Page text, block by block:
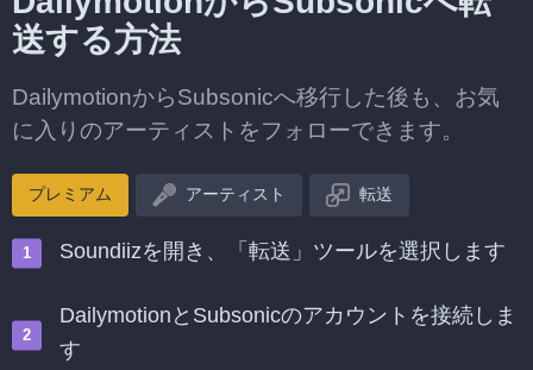
送する方法
DailymotionからSubsonicへ移行した後も、お気
に入りのアーティストをフォローできます。
プレミアム アーティスト 転送
Soundiizを開き、「転送」ツールを選択します
DailymotionとSubsonicのアカウントを接続しま
す